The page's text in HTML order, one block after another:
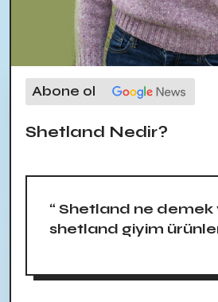
Abone ol
Shetland Nedir?
“ Shetland ne demek
shetland giyim